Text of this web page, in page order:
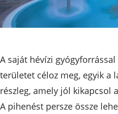
A saját hévízi
területet céloz meg, egyik a
részleg, amely jól kikapcsol
A pihenést persze össze